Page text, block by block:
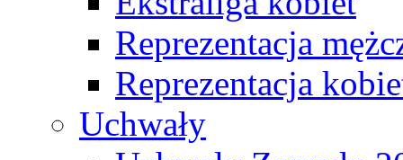
Reprezentacja
Reprezentacja
Uchwały